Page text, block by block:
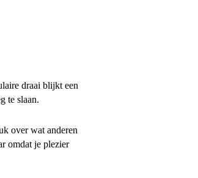
draai blijkt een
te slaan.
over wat anderen
omdat je plezier